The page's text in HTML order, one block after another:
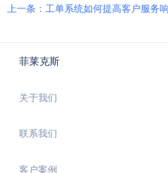
上一条：工单系统如何提高客户服务
菲莱克斯
关于我们
联系我们
客户案例